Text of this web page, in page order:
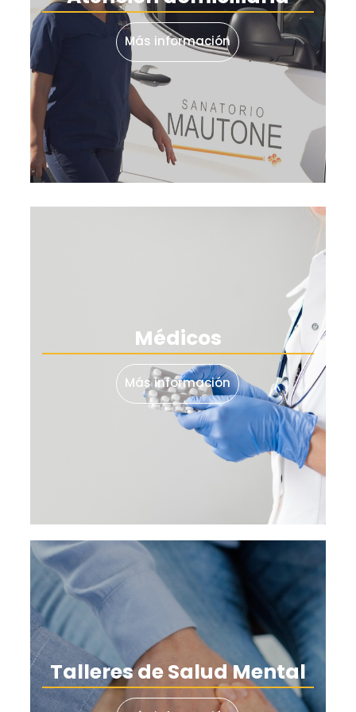
Más información
Médicos
Más información
Talleres de Salud Mental
Marketing
Al compartir tus
intereses y
comportamiento
mientras visitas
nuestro sitio,
aumentas la
posibilidad de
ver contenido y